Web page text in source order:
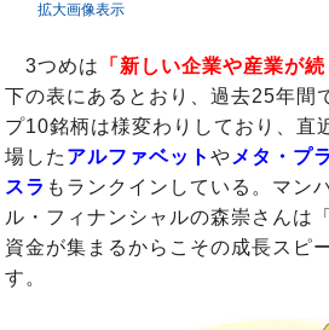
拡大画像表示
3つめは 「新しい企業や産業が
下の表にあるとおり、過去25年間
プ10銘柄は様変わりしており、直
場した アルファベットや メタ・プ
スラ もランクインしている。マン
ル・フィナンシャルの森崇さんは
資金が集まるからこその成長スピ
す。